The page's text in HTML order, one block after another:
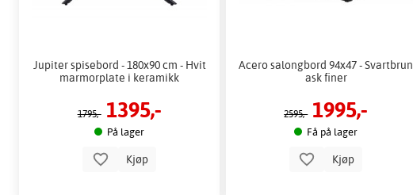
Jupiter spisebord - 180x90 cm - Hvit
marmorplate i keramikk
1795,- 1395,-
På lager
Kjøp
Acero salongbord 94x47 - Svartbrun
ask finer
2595,- 1995,-
Få på lager
Kjøp